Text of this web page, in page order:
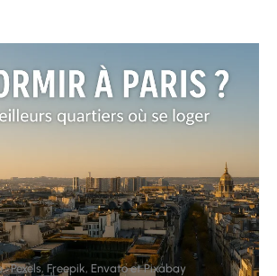
: Pexels, Freepik, Envato et Pixabay